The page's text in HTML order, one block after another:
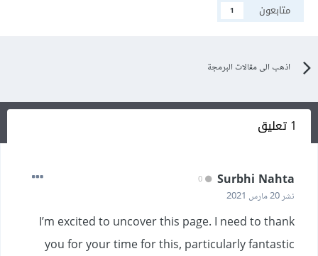
متابعون
1
اذهب الى مقالات البرمجة
1 تعليق
Surbhi Nahta
نشر20 مارس 2021
I’m excited to uncover this page. I need to thank
you for your time for this, particularly fantastic